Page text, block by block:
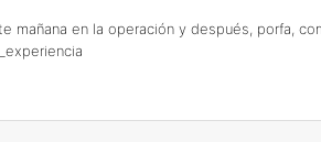
mañana en la operación y después, porfa,